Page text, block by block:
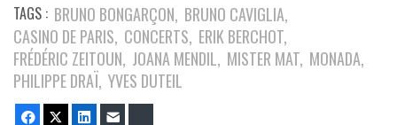
TAGS : BRUNO BONGARÇON BRUNO CAVIGLIA
CASINO DE PARIS CONCERTS ERIK BERCHOT
FRÉDÉRIC ZEITOUN JOANA MENDIL MISTER MAT MONADA
PHILIPPE DRAÏ YVES DUTEIL
FacebookTwitterLinkedIn